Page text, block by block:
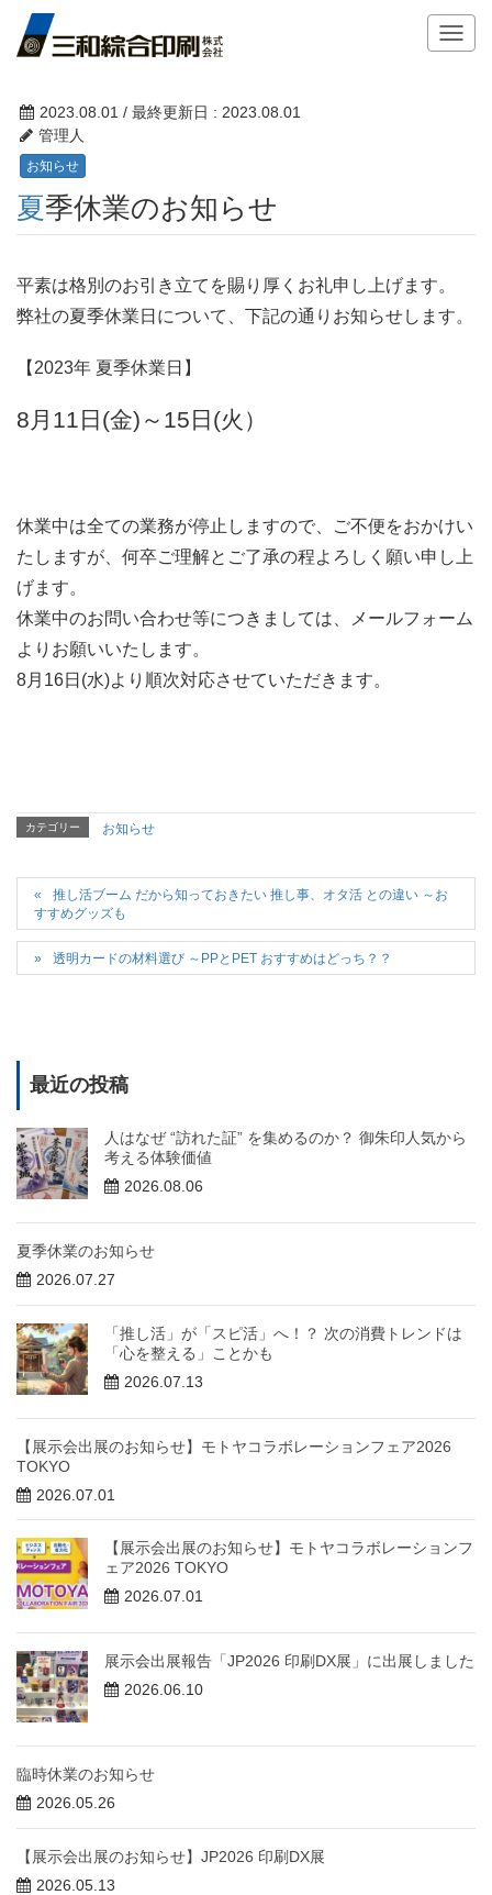
T
2023.08.01 / 最終更新日 : 2023.08.01
管理人
お知らせ
夏季休業のお知らせ
平素は格別のお引き立てを賜り厚くお礼申し上げます。
弊社の夏季休業日について、下記の通りお知らせします。
【2023年 夏季休業日】
8月11日(金)～15日(火）
休業中は全ての業務が停止しますので、ご不便をおかけい
たしますが、何卒ご理解とご了承の程よろしく願い申し上
げます。
休業中のお問い合わせ等につきましては、メールフォーム
よりお願いいたします。
8月16日(水)より順次対応させていただきます。
カテゴリー お知らせ
推し活ブーム だから知っておきたい 推し事、オタ活 との違い ～お
すすめグッズも
透明カードの材料選び ～PPとPET おすすめはどっち？？
最近の投稿
人はなぜ “訪れた証” を集めるのか？ 御朱印人気から
考える体験価値
2026.08.06
夏季休業のお知らせ
2026.07.27
「推し活」が「スピ活」へ！？ 次の消費トレンドは
「心を整える」ことかも
2026.07.13
【展示会出展のお知らせ】モトヤコラボレーションフェア2026
TOKYO
2026.07.01
【展示会出展のお知らせ】モトヤコラボレーションフ
ェア2026 TOKYO
2026.07.01
展示会出展報告「JP2026 印刷DX展」に出展しました
2026.06.10
臨時休業のお知らせ
2026.05.26
【展示会出展のお知らせ】JP2026 印刷DX展
2026.05.13